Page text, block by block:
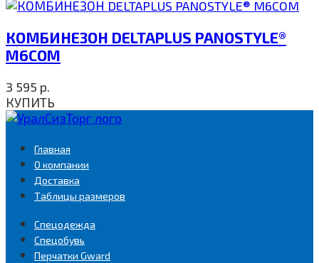
КОМБИНЕЗОН DELTAPLUS PANOSTYLE®
M6COM
3 595 р.
КУПИТЬ
Главная
О компании
Доставка
Таблицы размеров
Спецодежда
Спецобувь
Перчатки Gward